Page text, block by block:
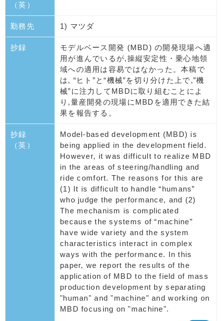
（英）
勤務先 1) マツダ
抄録
モデルベース開発 (MBD) の開発現場へ適
用が進んでいるが,操縦安定性・乗心地領
域への適用は容易ではなかった。本稿で
は, “ヒト”と“機械”を切り分けた上で,”機
械”に注力してMBDに取り組むことによ
り,量産開発の現場にMBDを適用できた結
果を報告する。
抄録
（英）
Model-based development (MBD) is
being applied in the development field.
However, it was difficult to realize MBD
in the areas of steering/handling and
ride comfort. The reasons for this are
(1) It is difficult to handle “humans”
who judge the performance, and (2)
The mechanism is complicated
because the systems of “machine”
have wide variety and the system
characteristics interact in complex
ways with the performance. In this
paper, we report the results of the
application of MBD to the field of mass
production development by separating
"human" and "machine" and working on
MBD focusing on "machine".